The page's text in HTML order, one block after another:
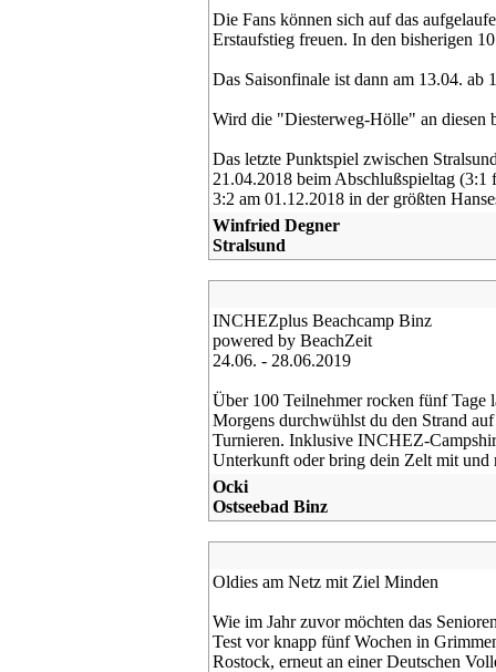
Die Fans können sich auf das
Erstaufstieg freuen. In den bisherigen
Das Saisonfinale ist dann am 13.04.
Wird die "Diesterweg-Hölle" an diesen
Das letzte Punktspiel zwischen
21.04.2018 beim Abschlußspieltag
3:2 am 01.12.2018 in der größten
Winfried Degner
Stralsund
INCHEZplus Beachcamp Binz
powered by BeachZeit
24.06. - 28.06.2019
Über 100 Teilnehmer rocken fünf Tage
Morgens durchwühlst du den Strand
Turnieren. Inklusive INCHEZ-
Unterkunft oder bring dein Zelt mit und
Ocki
Ostseebad Binz
Oldies am Netz mit Ziel Minden
Wie im Jahr zuvor möchten das
Test vor knapp fünf Wochen in
Rostock, erneut an einer Deutschen